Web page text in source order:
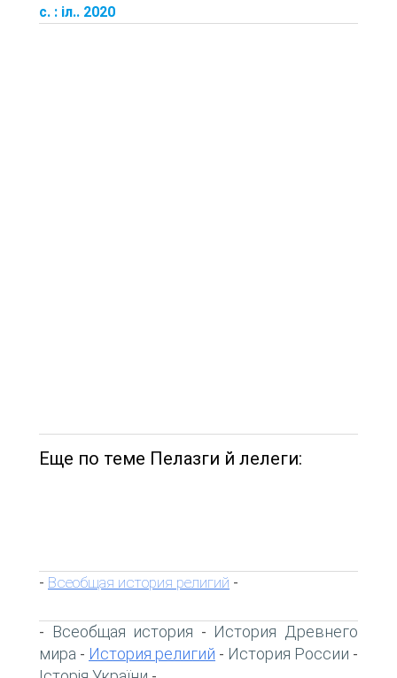
с. : іл.. 2020
Еще по теме Пелазги й лелеги:
- Всеобщая история религий -
- Всеобщая история - История Древнего
мира - История религий - История России -